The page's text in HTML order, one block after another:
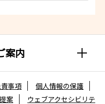
案内
事項
個人情報の保護
案
ウェブアクセシビリテ